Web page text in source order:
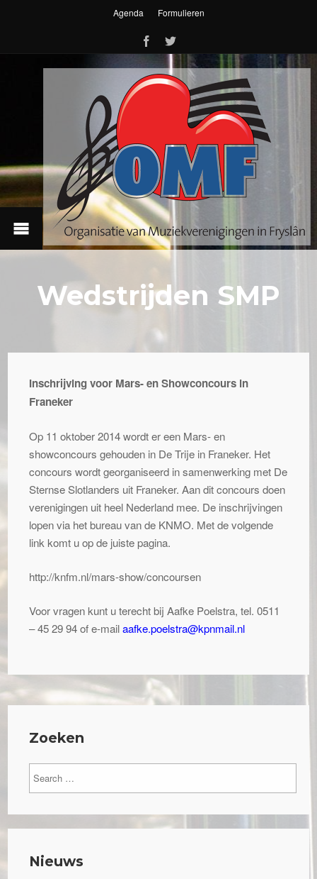
Agenda Formulieren
Wedstrijden SMP
Inschrijving voor Mars- en Showconcours in
Franeker
Op 11 oktober 2014 wordt er een Mars- en
showconcours gehouden in De Trije in Franeker. Het
concours wordt georganiseerd in samenwerking met De
Sternse Slotlanders uit Franeker. Aan dit concours doen
verenigingen uit heel Nederland mee. De inschrijvingen
lopen via het bureau van de KNMO. Met de volgende
link komt u op de juiste pagina.
http://knfm.nl/mars-show/concoursen
Voor vragen kunt u terecht bij Aafke Poelstra, tel. 0511
– 45 29 94of e-mailaafke.poelstra@kpnmail.nl
Zoeken
Nieuws